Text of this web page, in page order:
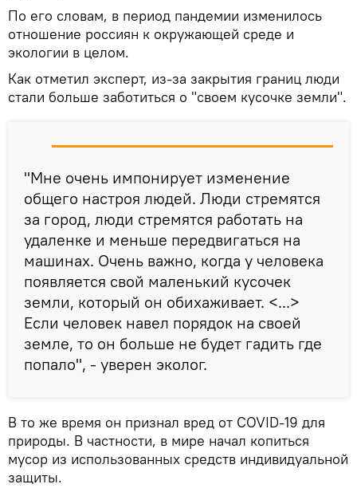
По его словам, в период пандемии изменилось
отношение россиян к окружающей среде и
экологии в целом.
Как отметил эксперт, из-за закрытия границ люди
стали больше заботиться о "своем кусочке земли".
"Мне очень импонирует изменение
общего настроя людей. Люди стремятся
за город, люди стремятся работать на
удаленке и меньше передвигаться на
машинах. Очень важно, когда у человека
появляется свой маленький кусочек
земли, который он обихаживает. <...>
Если человек навел порядок на своей
земле, то он больше не будет гадить где
попало", - уверен эколог.
В то же время он признал вред от COVID-19 для
природы. В частности, в мире начал копиться
мусор из использованных средств индивидуальной
защиты.